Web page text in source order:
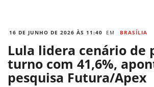
16 DE JUNHO DE 2026 ÀS 11:40 EM BRASÍLIA
Lula lidera cenário de
turno com 41,6%,
pesquisa Futura/Apex